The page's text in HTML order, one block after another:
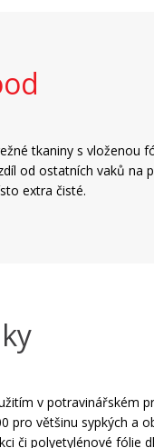
tkaniny s vloženou
od ostatních vaků na
extra čisté.
v potravinářském
pro většinu sypkých a
či polyetylénové fólie